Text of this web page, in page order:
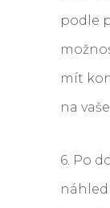
podle
mít
na
6. Po